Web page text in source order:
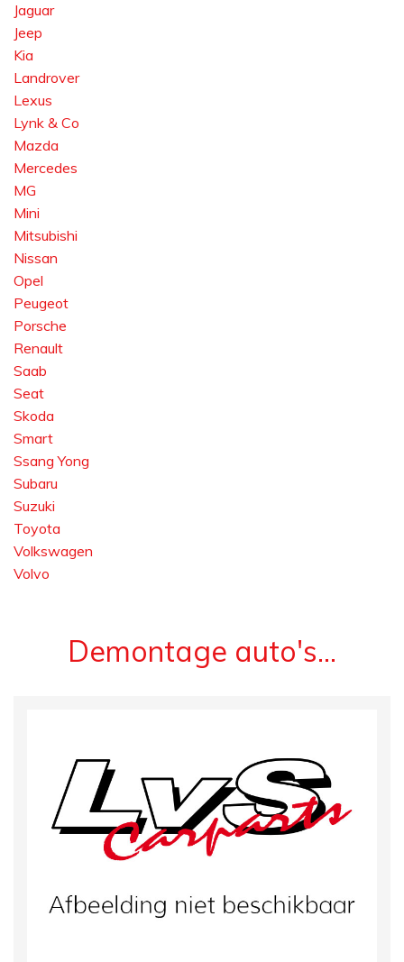
Jaguar
Jeep
Kia
Landrover
Lexus
Lynk & Co
Mazda
Mercedes
MG
Mini
Mitsubishi
Nissan
Opel
Peugeot
Porsche
Renault
Saab
Seat
Skoda
Smart
Ssang Yong
Subaru
Suzuki
Toyota
Volkswagen
Volvo
Demontage auto's...